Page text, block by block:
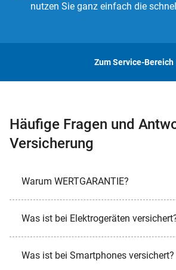
nutzen Sie ganz einfach die
Zum Service-Bereich
Häufige Fragen und
Versicherung
Warum WERTGARANTIE?
Was ist bei Elektrogeräten
Was ist bei Smartphones versichert?